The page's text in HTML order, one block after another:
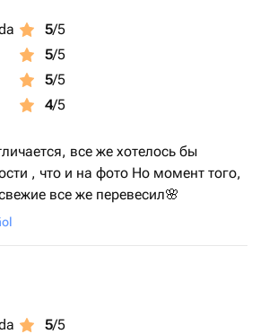
5/5
5/5
5/5
4/5
все же хотелось бы
, что и на фото Но момент того,
все же перевесил🌸
5/5